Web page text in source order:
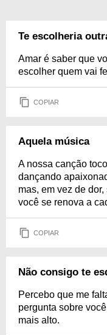
Te escolheria
Amar é saber que
escolher quem vai
COPIAR
Aquela música
A nossa canção
dançando
mas, em vez de
você se renova a
COPIAR
Não consigo te
Percebo que me
pergunta sobre
mais alto.